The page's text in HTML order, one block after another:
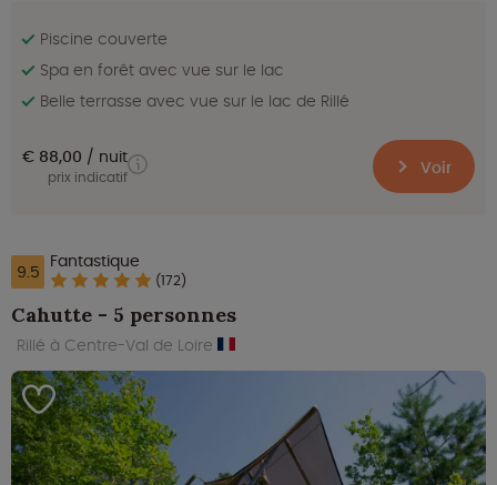
Piscine couverte
Spa en forêt avec vue sur le lac
Belle terrasse avec vue sur le lac de Rillé
€ 88,00 nuit
prix indicatif Voir
9.5 Fantastique
(172)
Cahutte - 5 personnes
Rillé à Centre-Val de Loire